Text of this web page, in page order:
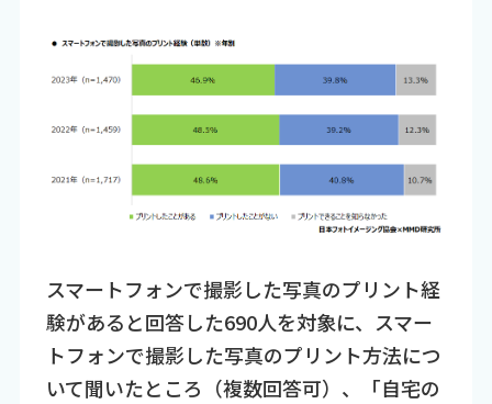
スマートフォンで撮影した写真のプリント経
験があると回答した690人を対象に、スマー
トフォンで撮影した写真のプリント方法につ
いて聞いたところ（複数回答可）、「自宅の